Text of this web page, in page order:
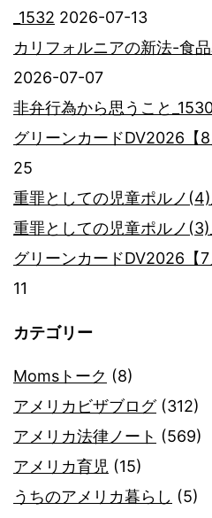
_1532 2026-07-13
カリフォルニアの新法-食
2026-07-07
非弁行為から思うこと
グリーンカードDV2026【8
25
重罪としての児童ポルノ
重罪としての児童ポルノ
グリーンカードDV2026【7
11
カテゴリー
Momsトーク (8)
アメリカビザブログ(312)
アメリカ法律ノート (569)
アメリカ育児 (15)
うちのアメリカ暮らし (5)